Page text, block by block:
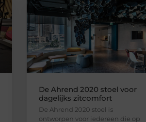
De Ahrend 2020 stoel voor
dagelijks zitcomfort
De Ahrend 2020 stoel is
ontworpen voor iedereen die op